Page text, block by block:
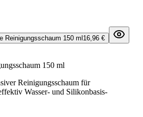
Reinigungsschaum 150 ml 16,96 €
150 ml
Reinigungsschaum für
Wasser- und Silikonbasis-